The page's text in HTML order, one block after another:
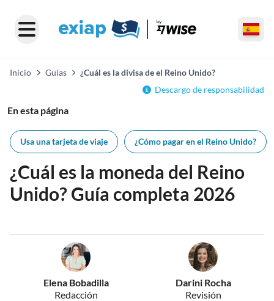
Inicio Guías
¿Cuál es la divisa de el Reino Unido?
Descargo de responsabilidad
En esta página
Usa una tarjeta de viaje ¿Cómo pagar en el Reino Unido?
¿Cuál es la moneda del Reino
Unido? Guía completa 2026
Elena Bobadilla
Redacción
Darini Rocha
Revisión